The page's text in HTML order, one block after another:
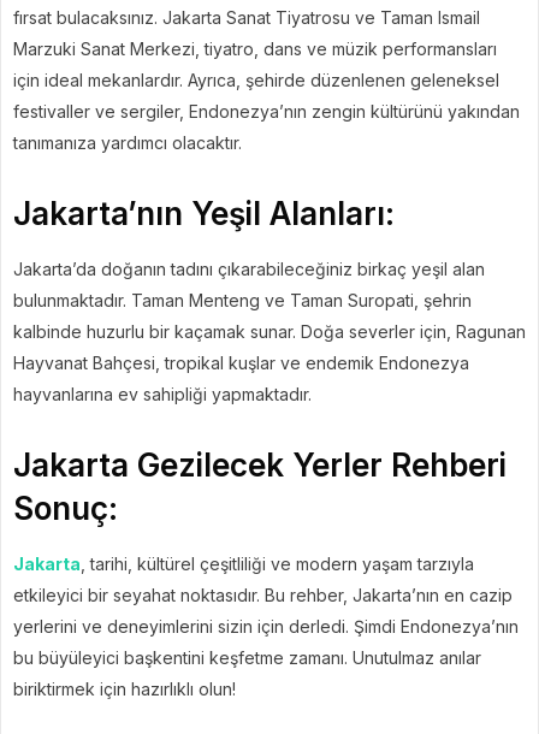
fırsat bulacaksınız. Jakarta Sanat Tiyatrosu ve Taman Ismail
Marzuki Sanat Merkezi, tiyatro, dans ve müzik performansları
için ideal mekanlardır. Ayrıca, şehirde düzenlenen geleneksel
festivaller ve sergiler, Endonezya’nın zengin kültürünü yakından
tanımanıza yardımcı olacaktır.
Jakarta’nın Yeşil Alanları:
Jakarta’da doğanın tadını çıkarabileceğiniz birkaç yeşil alan
bulunmaktadır. Taman Menteng ve Taman Suropati, şehrin
kalbinde huzurlu bir kaçamak sunar. Doğa severler için, Ragunan
Hayvanat Bahçesi, tropikal kuşlar ve endemik Endonezya
hayvanlarına ev sahipliği yapmaktadır.
Jakarta Gezilecek Yerler Rehberi
Sonuç:
Jakarta , tarihi, kültürel çeşitliliği ve modern yaşam tarzıyla
etkileyici bir seyahat noktasıdır. Bu rehber, Jakarta’nın en cazip
yerlerini ve deneyimlerini sizin için derledi. Şimdi Endonezya’nın
bu büyüleyici başkentini keşfetme zamanı. Unutulmaz anılar
biriktirmek için hazırlıklı olun!